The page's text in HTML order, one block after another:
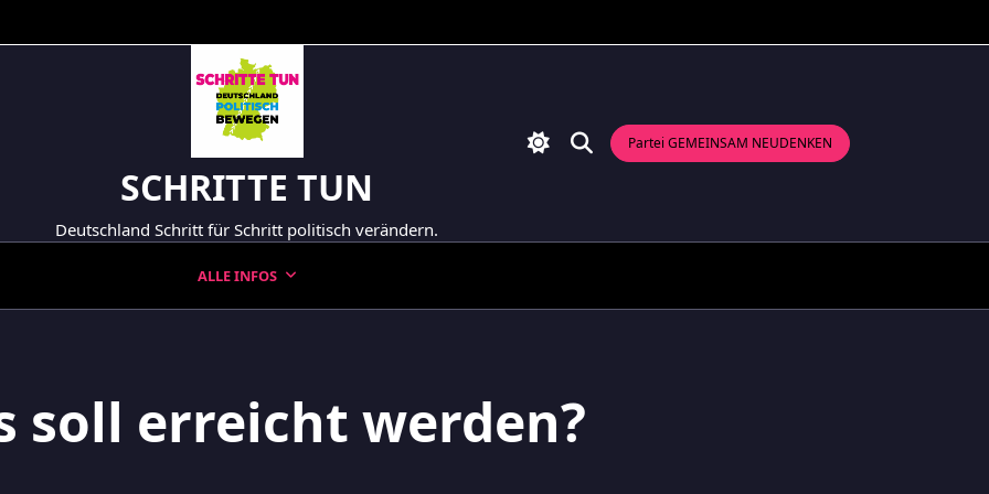
SCHRITTE TUN
Deutschland Schritt für Schritt politisch verändern.
Partei GEMEINSAM NEUDENKEN
ALLE INFOS
soll erreicht werden?